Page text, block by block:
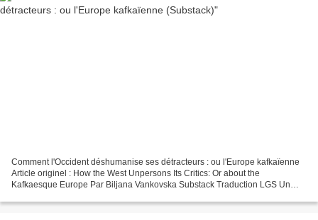
Comment l'Occident déshumanise ses détracteurs : ou l'Europe kafkaïenne
Article originel : How the West Unpersons Its Critics: Or about the
Kafkaesque Europe Par Biljana Vankovska Substack Traduction LGS Un